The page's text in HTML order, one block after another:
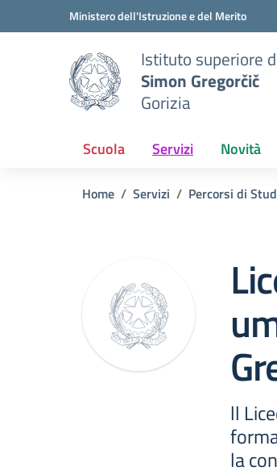
Vai ai contenuti
Vai al menu di navigazioneMinistero dell'Istruzione e del Merito
Istituto superiore
Simon Gregorčič
Gorizia
Scuola Servizi Novità
Home Servizi Percorsi di
ll
la